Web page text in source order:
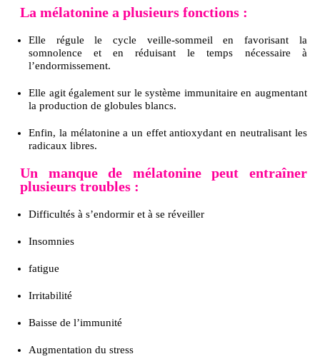
La mélatonine a plusieurs fonctions :
Elle régule le cycle veille-sommeil en favorisant la
somnolence et en réduisant le temps nécessaire à
l’endormissement.
Elle agit également sur le système immunitaire en augmentant
la production de globules blancs.
Enfin, la mélatonine a un effet antioxydant en neutralisant les
radicaux libres.
Un manque de mélatonine peut entraîner
plusieurs troubles :
Difficultés à s’endormir et à se réveiller
Insomnies
fatigue
Irritabilité
Baisse de l’immunité
Augmentation du stress